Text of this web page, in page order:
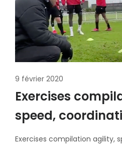
9 février 2020
Exercises
speed,
Exercises compilation agility,